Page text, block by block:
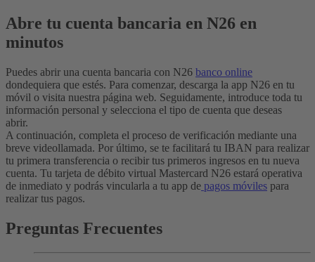
Abre tu cuenta bancaria en N26 en
minutos
Puedes abrir una cuenta bancaria con N26 banco online
dondequiera que estés. Para comenzar, descarga la app N26 en tu
móvil o visita nuestra página web. Seguidamente, introduce toda tu
información personal y selecciona el tipo de cuenta que deseas
abrir.
A continuación, completa el proceso de verificación mediante una
breve videollamada. Por último, se te facilitará tu IBAN para realizar
tu primera transferencia o recibir tus primeros ingresos en tu nueva
cuenta. Tu tarjeta de débito virtual Mastercard N26 estará operativa
de inmediato y podrás vincularla a tu app de pagos móviles para
realizar tus pagos.
Preguntas Frecuentes